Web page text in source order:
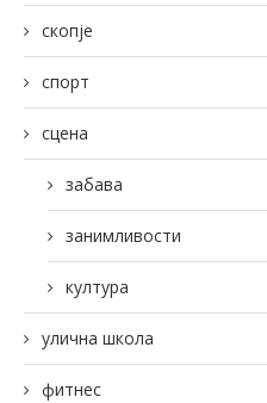
скопје
спорт
сцена
забава
занимливости
култура
улична школа
фитнес